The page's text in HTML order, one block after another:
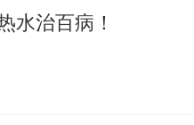
水治百病！